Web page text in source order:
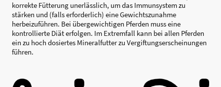
korrekte Fütterung unerlässlich, um das Immunsystem zu
stärken und (falls erforderlich) eine Gewichtszunahme
herbeizuführen. Bei übergewichtigen Pferden muss eine
kontrollierte Diät erfolgen. Im Extremfall kann bei allen Pferden
ein zu hoch dosiertes Mineralfutter zu Vergiftungserscheinungen
führen.